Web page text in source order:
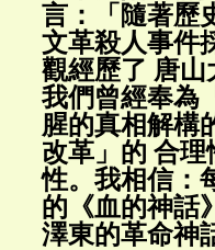
言：「隨著歷
文革殺人事件
觀經歷了 唐
我們曾經奉為
腥的真相解構
改革」的 合
性。我相信：
的《血的神話
澤東的革命神